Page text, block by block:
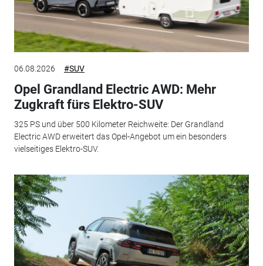
06.08.2026 #SUV
Opel Grandland Electric AWD: Mehr
Zugkraft fürs Elektro-SUV
325 PS und über 500 Kilometer Reichweite: Der Grandland
Electric AWD erweitert das Opel-Angebot um ein besonders
vielseitiges Elektro-SUV.